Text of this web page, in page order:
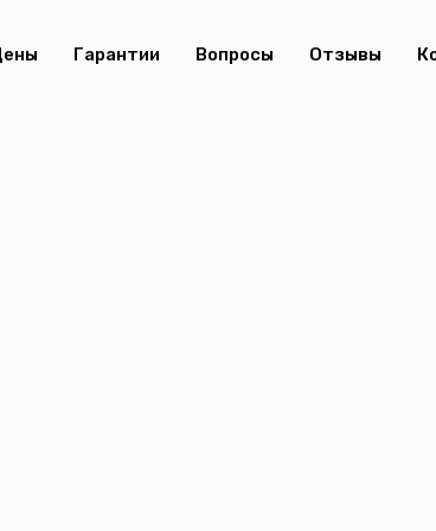
Гарантии Вопросы Отзывы